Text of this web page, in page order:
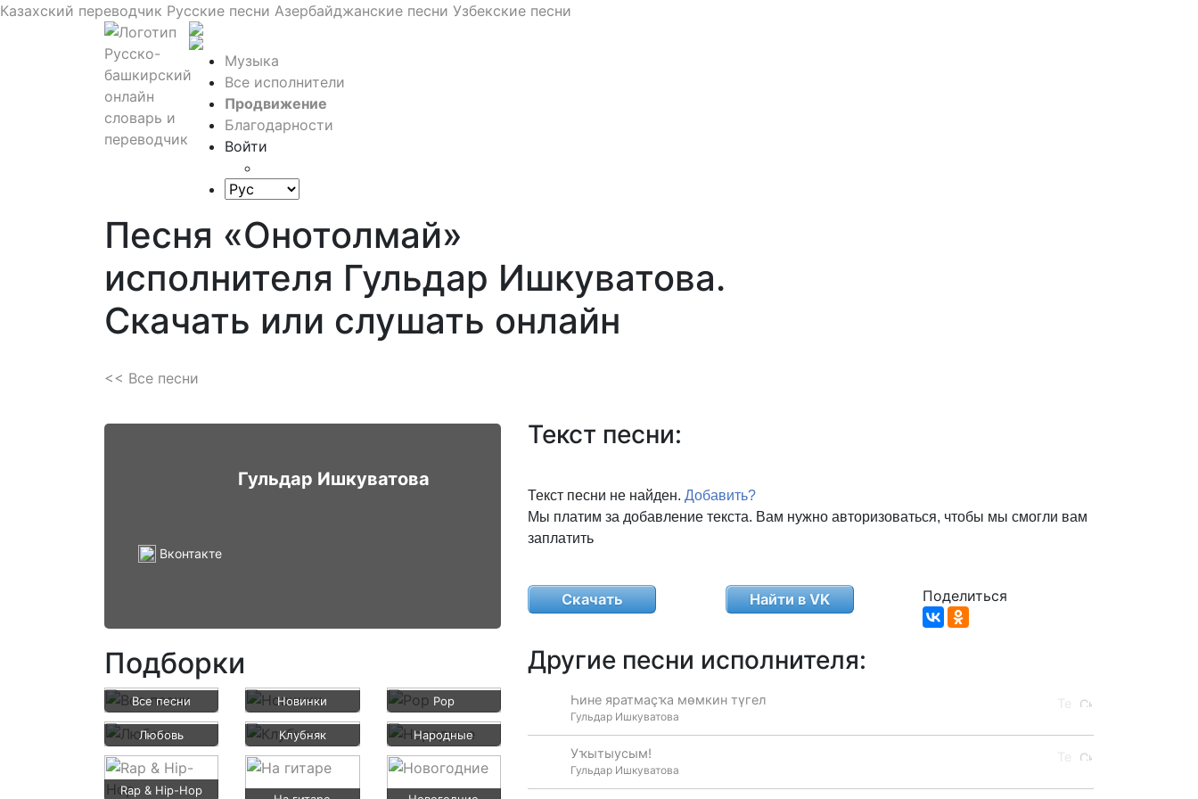
Казахский переводчик Русские песни Азербайджанские песни Узбекские песни
Музыка
Все исполнители
Продвижение
Благодарности
Войти
Песня «Онотолмай»
исполнителя Гульдар Ишкуватова.
Скачать или слушать онлайн
<< Все песни
Текст песни:
Текст песни не найден. Добавить?
Мы платим за добавление текста. Вам нужно авторизоваться, чтобы мы смогли вам
заплатить
Скачать Найти в VK Поделиться
Другие песни исполнителя:
Һине яратмаҫҡа мөмкин түгел
Гульдар Ишкуватова
Уҡытыусым!
Гульдар Ишкуватова
Гульдар Ишкуватова
Вконтакте
Подборки
Все песни Новинки Pop
Любовь Клубняк Народные
Rap & Hip-Hop